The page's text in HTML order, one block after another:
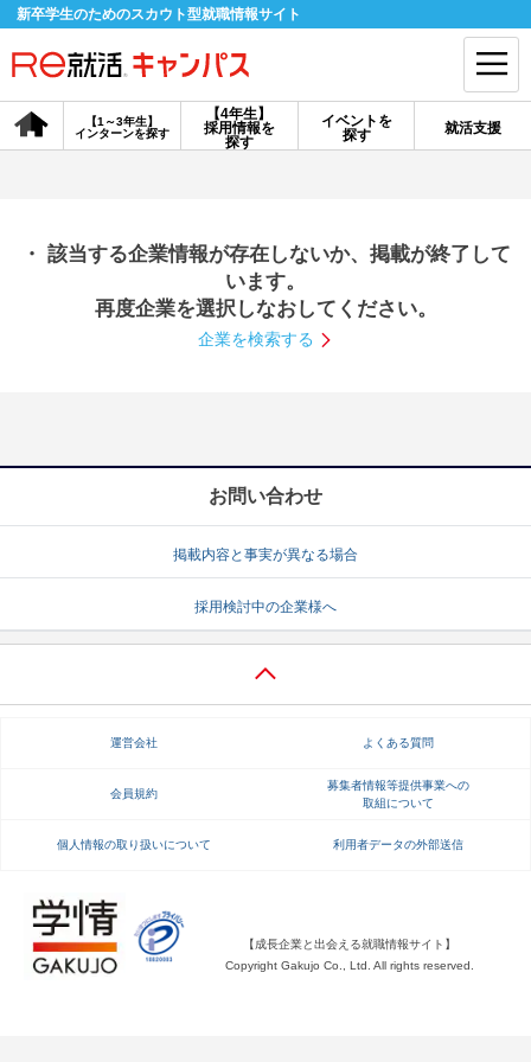
新卒学生のためのスカウト型就職情報サイト
【4年生】
採用情報を
探す
【1～3年生】
インターンを探す
イベントを
探す
就活支援
会員登録 ログイン
探す
【4年生】
説明会を探す
就活ノウハウ・サポート
就活ノウハウが満載！ お役立ち記事・相談室など
就活ニュースペーパー よくある質問
不明点があればこちら
・ 該当する企業情報が存在しないか、掲載が終了して
います。
再度企業を選択しなおしてください。
企業を検索する
お問い合わせ
掲載内容と事実が異なる場合
採用検討中の企業様へ
運営会社 よくある質問
会員規約
募集者情報等提供事業への
取組について
個人情報の取り扱いについて 利用者データの外部送信
【成長企業と出会える就職情報サイト】
Copyright Gakujo Co., Ltd. All rights reserved.